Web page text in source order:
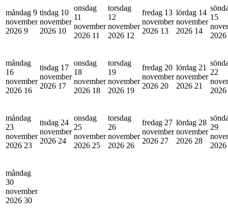
måndag 9
november
2026 9
tisdag 10
november
2026 10
onsdag
11
november
2026 11
torsdag
12
november
2026 12
fredag 13
november
2026 13
lördag 14
november
2026 14
15
2026
måndag
16
november
2026 16
tisdag 17
november
2026 17
onsdag
18
november
2026 18
torsdag
19
november
2026 19
fredag 20
november
2026 20
lördag 21
november
2026 21
22
2026
måndag
23
november
2026 23
tisdag 24
november
2026 24
onsdag
25
november
2026 25
torsdag
26
november
2026 26
fredag 27
november
2026 27
lördag 28
november
2026 28
29
2026
måndag
30
november
2026 30